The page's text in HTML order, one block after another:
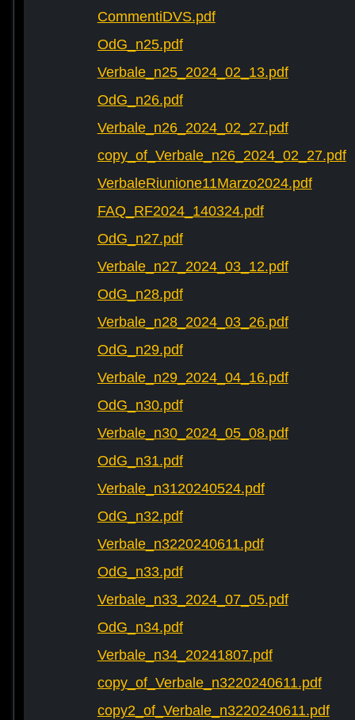
CommentiDVS.pdf
OdG_n25.pdf
Verbale_n25_2024_02_13.pdf
OdG_n26.pdf
Verbale_n26_2024_02_27.pdf
copy_of_Verbale_n26_2024_02_27.pdf
VerbaleRiunione11Marzo2024.pdf
FAQ_RF2024_140324.pdf
OdG_n27.pdf
Verbale_n27_2024_03_12.pdf
OdG_n28.pdf
Verbale_n28_2024_03_26.pdf
OdG_n29.pdf
Verbale_n29_2024_04_16.pdf
OdG_n30.pdf
Verbale_n30_2024_05_08.pdf
OdG_n31.pdf
Verbale_n3120240524.pdf
OdG_n32.pdf
Verbale_n3220240611.pdf
OdG_n33.pdf
Verbale_n33_2024_07_05.pdf
OdG_n34.pdf
Verbale_n34_20241807.pdf
copy_of_Verbale_n3220240611.pdf
copy2_of_Verbale_n3220240611.pdf